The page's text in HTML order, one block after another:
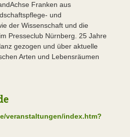
Franken aus
und
der Wissenschaft und die
Presseclub Nürnberg. 25 Jahre
gezogen und über aktuelle
Arten und Lebensräumen
veranstaltungen/index.htm?